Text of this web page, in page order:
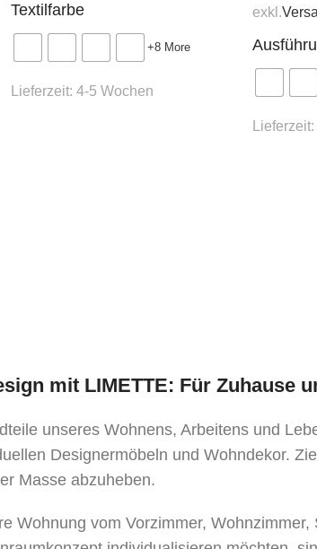
Textilfarbe
+8 More
Lieferzeit: 4-5 Wochen
exkl.
Lieferzeit:
mit LIMETTE: Für Zuhause
unseres Wohnens, Arbeitens und
Designermöbeln und Wohndekor.
Masse abzuheben.
Wohnung vom Vorzimmer,